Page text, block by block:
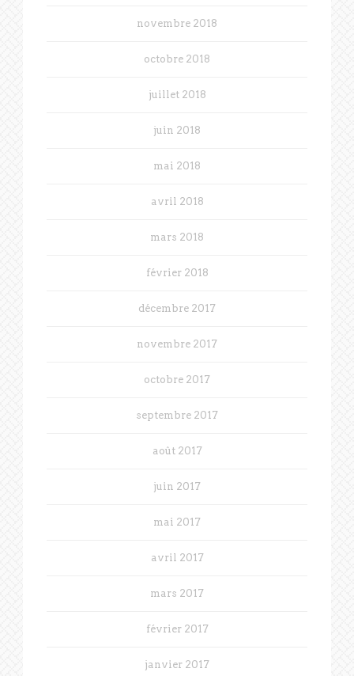
novembre 2018
octobre 2018
juillet 2018
juin 2018
mai 2018
avril 2018
mars 2018
février 2018
décembre 2017
novembre 2017
octobre 2017
septembre 2017
août 2017
juin 2017
mai 2017
avril 2017
mars 2017
février 2017
janvier 2017